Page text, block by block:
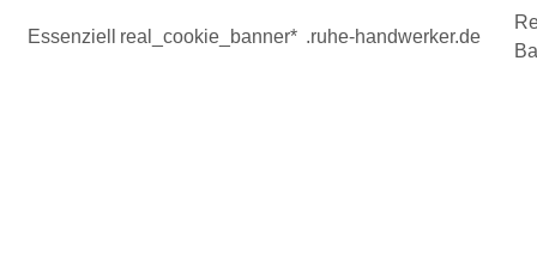
Essenziell real_cookie_banner* .ruhe-handwerker.de